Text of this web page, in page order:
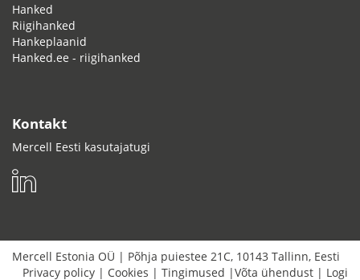
Hanked
Riigihanked
Hankeplaanid
Hanked.ee - riigihanked
Kontakt
Mercell Eesti kasutajatugi
Mercell Estonia OÜ | Põhja puiestee 21C, 10143 Tallinn, Eesti
Privacy policy | Cookies | Tingimused |Võta ühendust | Logi